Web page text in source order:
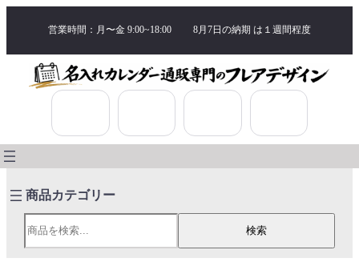
営業時間：月〜金 9:00~18:00 8月7日の納期 は １週間程度
検索
検索